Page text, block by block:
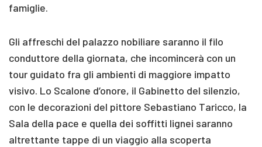
famiglie.
Gli affreschi del palazzo nobiliare saranno il filo
conduttore della giornata, che incomincerà con un
tour guidato fra gli ambienti di maggiore impatto
visivo. Lo Scalone d’onore, il Gabinetto del silenzio,
con le decorazioni del pittore Sebastiano Taricco, la
Sala della pace e quella dei soffitti lignei saranno
altrettante tappe di un viaggio alla scoperta